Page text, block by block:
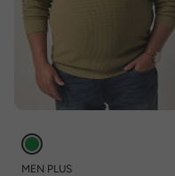
MEN PLUS